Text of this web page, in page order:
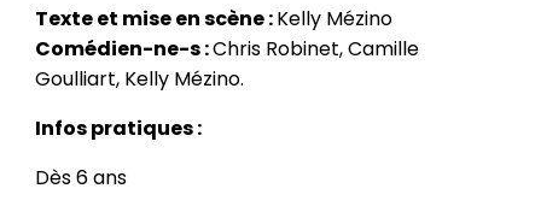
Texte et mise en scène :Kelly Mézino
Comédien-ne-s :Chris Robinet, Camille
Goulliart, Kelly Mézino.
Infos pratiques :
Dès 6 ans